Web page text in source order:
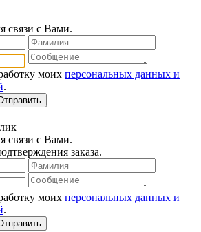
связи с Вами.
моих персональных данных и
.
связи с Вами.
заказа.
моих персональных данных и
.